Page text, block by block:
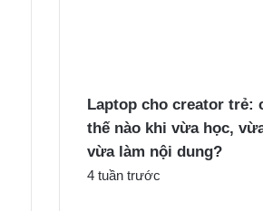
Laptop cho creator trẻ:
thế nào khi vừa học,
vừa làm nội dung?
4 tuần trước